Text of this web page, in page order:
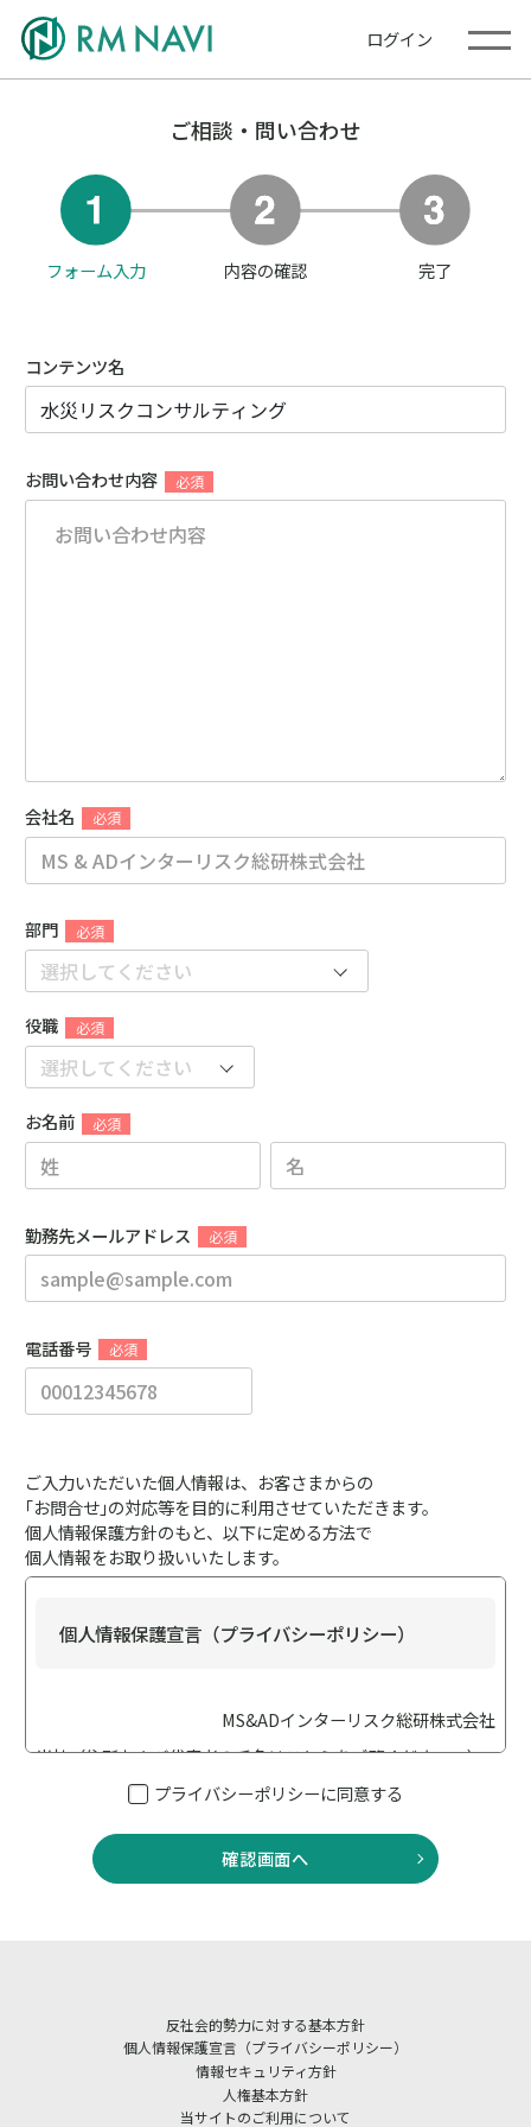
ログイン
ご相談・問い合わせ
フォーム入力 内容の確認 完了
コンテンツ名
お問い合わせ内容
会社名
部門
役職
お名前
勤務先メールアドレス
電話番号
ご入力いただいた個人情報は、お客さまからの
｢お問合せ｣の対応等を目的に利用させていただきます。
個人情報保護方針のもと、以下に定める方法で
個人情報をお取り扱いいたします。
個人情報保護宣言（プライバシーポリシー）
MS&ADインターリスク総研株式会社
当社（住所および代表者の氏名はこちらをご覧ください。）
は、個人情報保護の重要性に鑑み、「個人情報保護に関する
における特定の個人を識別するための番号の利用等に関する
法律（以下「番号法」といいます）」、その他の法令・ガイ
ます。 また、当社における個人情報の取扱いおよび安全管理
に係る適切な措置については、適宜見直しを行い、改善いた
プライバシーポリシーに同意する
確認画面へ
反社会的勢力に対する基本方針
個人情報保護宣言（プライバシーポリシー）
情報セキュリティ方針
人権基本方針
当サイトのご利用について